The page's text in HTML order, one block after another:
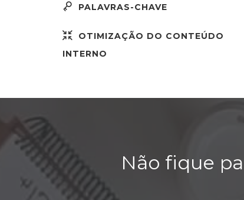
PALAVRAS-CHAVE
OTIMIZAÇÃO DO CONTEÚDO
INTERNO
Não fique